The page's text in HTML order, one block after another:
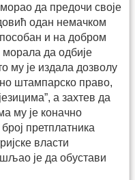
да предочи своје
одан немачком
и на добром
морала да одбије
му је издала дозволу
штампарско право,
а захтев да
му је коначно
претплатника
власти
је да обустави